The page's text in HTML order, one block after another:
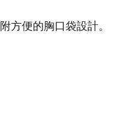
附方便的胸口袋設計。